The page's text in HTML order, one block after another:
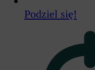
Podziel się!